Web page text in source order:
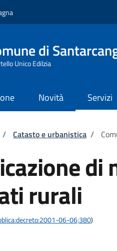
di
Unico Edilzia
Novità Servizi
di pane
/ Catasto e urbanistica /
rurali
06-06;380)